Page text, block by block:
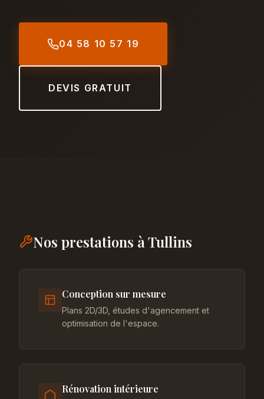
04 58 10 57 19
DEVIS GRATUIT
Nos prestations à Tullins
Conception sur mesure
Plans 2D/3D, études d'agencement et
optimisation de l'espace.
Rénovation intérieure